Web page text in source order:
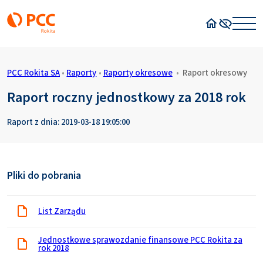
PCC Rokita SA • Raporty • Raporty okresowe • Raport okresowy
Raport roczny jednostkowy za 2018 rok
Raport z dnia: 2019-03-18 19:05:00
Pliki do pobrania
List Zarządu
Jednostkowe sprawozdanie finansowe PCC Rokita za
rok 2018